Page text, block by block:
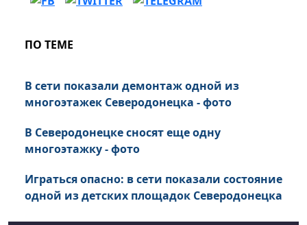
ПО ТЕМЕ
В сети показали демонтаж одной из
многоэтажек Северодонецка - фото
В Северодонецке сносят еще одну
многоэтажку - фото
Играться опасно: в сети показали состояние
одной из детских площадок Северодонецка